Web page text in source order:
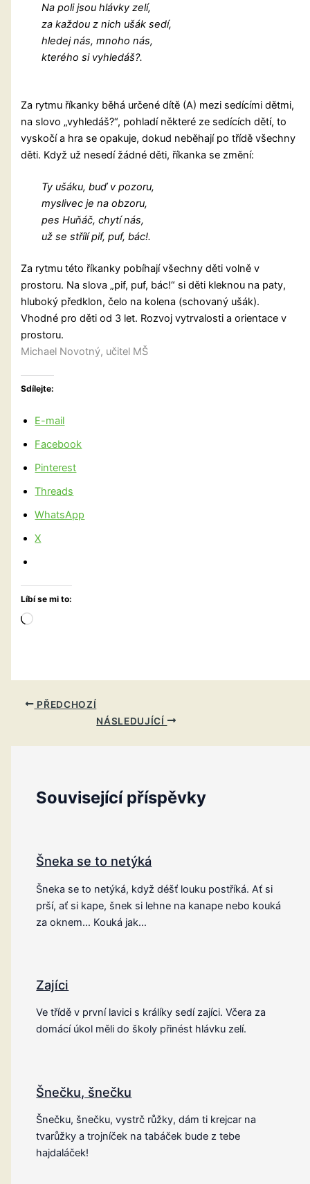
Na poli jsou hlávky zelí,
za každou z nich ušák sedí,
hledej nás, mnoho nás,
kterého si vyhledáš?.
Za rytmu říkanky běhá určené dítě (A) mezi sedícími dětmi,
na slovo „vyhledáš?“, pohladí některé ze sedících dětí, to
vyskočí a hra se opakuje, dokud neběhají po třídě všechny
děti. Když už nesedí žádné děti, říkanka se změní:
Ty ušáku, buď v pozoru,
myslivec je na obzoru,
pes Huňáč, chytí nás,
už se střílí pif, puf, bác!.
Za rytmu této říkanky pobíhají všechny děti volně v
prostoru. Na slova „pif, puf, bác!“ si děti kleknou na paty,
hluboký předklon, čelo na kolena (schovaný ušák).
Vhodné pro děti od 3 let. Rozvoj vytrvalosti a orientace v
prostoru.
Michael Novotný, učitel MŠ
Sdílejte:
E-mail
Facebook
Pinterest
Threads
WhatsApp
X
Líbí se mi to:
Načítání…
PŘEDCHOZÍ
NÁSLEDUJÍCÍ
Související příspěvky
Šneka se to netýká
Šneka se to netýká, když déšť louku postříká. Ať si
prší, ať si kape, šnek si lehne na kanape nebo kouká
za oknem… Kouká jak…
Zajíci
Ve třídě v první lavici s králíky sedí zajíci. Včera za
domácí úkol měli do školy přinést hlávku zelí.
Šnečku, šnečku
Šnečku, šnečku, vystrč růžky, dám ti krejcar na
tvarůžky a trojníček na tabáček bude z tebe
hajdaláček!